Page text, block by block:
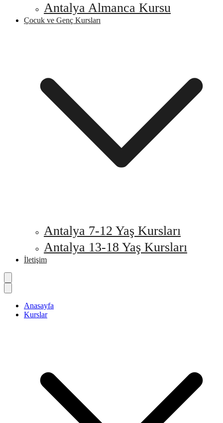
Antalya Almanca Kursu
Çocuk ve Genç Kursları
Antalya 7-12 Yaş Kursları
Antalya 13-18 Yaş Kursları
İletişim
Anasayfa
Kurslar